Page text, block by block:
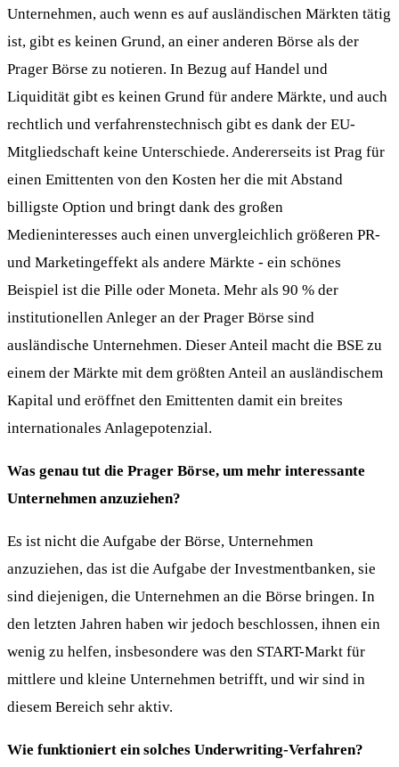
Unternehmen, auch wenn es auf ausländischen Märkten tätig
ist, gibt es keinen Grund, an einer anderen Börse als der
Prager Börse zu notieren. In Bezug auf Handel und
Liquidität gibt es keinen Grund für andere Märkte, und auch
rechtlich und verfahrenstechnisch gibt es dank der EU-
Mitgliedschaft keine Unterschiede. Andererseits ist Prag für
einen Emittenten von den Kosten her die mit Abstand
billigste Option und bringt dank des großen
Medieninteresses auch einen unvergleichlich größeren PR-
und Marketingeffekt als andere Märkte - ein schönes
Beispiel ist die Pille oder Moneta. Mehr als 90 % der
institutionellen Anleger an der Prager Börse sind
ausländische Unternehmen. Dieser Anteil macht die BSE zu
einem der Märkte mit dem größten Anteil an ausländischem
Kapital und eröffnet den Emittenten damit ein breites
internationales Anlagepotenzial.
Was genau tut die Prager Börse, um mehr interessante
Unternehmen anzuziehen?
Es ist nicht die Aufgabe der Börse, Unternehmen
anzuziehen, das ist die Aufgabe der Investmentbanken, sie
sind diejenigen, die Unternehmen an die Börse bringen. In
den letzten Jahren haben wir jedoch beschlossen, ihnen ein
wenig zu helfen, insbesondere was den START-Markt für
mittlere und kleine Unternehmen betrifft, und wir sind in
diesem Bereich sehr aktiv.
Wie funktioniert ein solches Underwriting-Verfahren?